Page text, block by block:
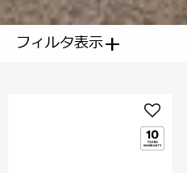
フィルタ表示+